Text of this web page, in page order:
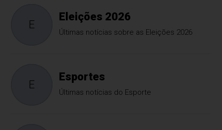
E
Eleições 2026
Últimas notícias sobre as Eleições 2026
E
Esportes
Últimas notícias do Esporte